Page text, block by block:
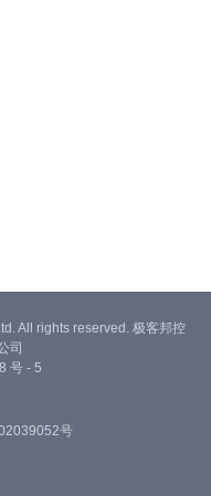
All rights reserved. 极客邦控
司
号 - 5
号